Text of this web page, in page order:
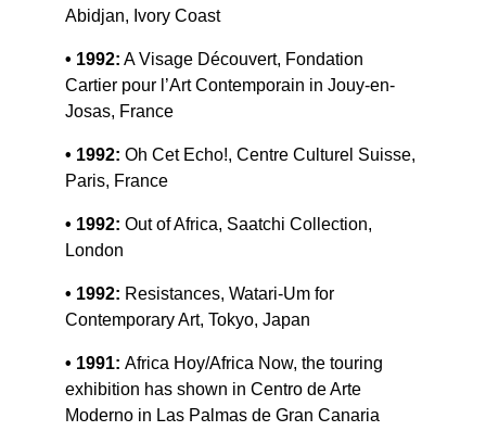
Abidjan, Ivory Coast
• 1992: A Visage Découvert, Fondation
Cartier pour l’Art Contemporain in Jouy-en-
Josas, France
• 1992: Oh Cet Echo!, Centre Culturel Suisse,
Paris, France
• 1992: Out of Africa, Saatchi Collection,
London
• 1992: Resistances, Watari-Um for
Contemporary Art, Tokyo, Japan
• 1991: Africa Hoy/Africa Now, the touring
exhibition has shown in Centro de Arte
Moderno in Las Palmas de Gran Canaria